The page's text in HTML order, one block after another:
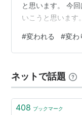
と思います。 今
いこうと思います
その他の方法 ま
い 私は幼少期か
妄想的な思考、上
のせいか自分も言
が頭を支配するよ
#変われる #変わ
ネットで話題
408 ブックマーク